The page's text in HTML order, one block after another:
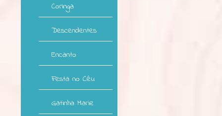
Coringa
Descendentes
Encanto
Festa no Céu
Gatinha Marie